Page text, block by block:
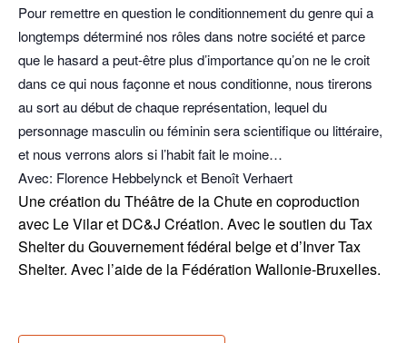
Pour remettre en question le conditionnement du genre qui a
longtemps déterminé nos rôles dans notre société et parce
que le hasard a peut-être plus d’importance qu’on ne le croit
dans ce qui nous façonne et nous conditionne, nous tirerons
au sort au début de chaque représentation, lequel du
personnage masculin ou féminin sera scientifique ou littéraire,
et nous verrons alors si l’habit fait le moine…
Avec: Florence Hebbelynck et Benoît Verhaert
Une création du Théâtre de la Chute en coproduction
avec Le Vilar et DC&J Création. Avec le soutien du Tax
Shelter du Gouvernement fédéral belge et d’Inver Tax
Shelter. Avec l’aide de la Fédération Wallonie-Bruxelles.